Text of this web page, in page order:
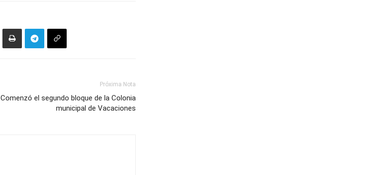
Próxima Nota
Comenzó el segundo bloque de la Colonia
municipal de Vacaciones